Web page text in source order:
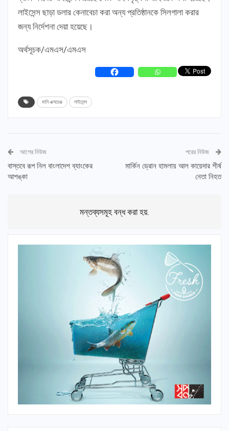
লাইসেন্স ছাড়া ডলার কেনাবেচা করা অন্য প্রতিষ্ঠানকে সিলগালা করার
জন্য নির্দেশনা দেয়া হয়েছে।
অর্থসূচক/এমএস/এমএস
মানি এক্সচেঞ্জ লাইসেন্স
আগের নিউজ
বাস্তবে রূপ নিল বাংলাদেশ ব্যাংকের
আশঙ্কা
পরের নিউজ
মার্কিন ড্রোন হামলায় আল কায়েদার শীর্ষ
নেতা নিহত
মন্তব্যসমূহ বন্ধ করা হয়.